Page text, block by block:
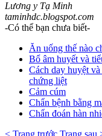
Lương y Tạ Minh
taminhdc.blogspot.com
-Có thể bạn chưa biết-
Ăn uống thế nào
Bổ âm huyết và
Cách day huyệt
chứng liệt
Cảm cúm
Chẩn bệnh bằng
Chẩn đoán hàn